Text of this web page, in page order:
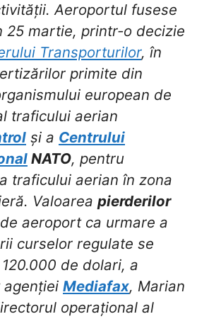
Aeroportul fusese
25 martie, printr-o decizie
Transporturilor, în
primite din
european de
traficului aerian
și a Centrului
NATO, pentru
traficului aerian în zona
Valoarea pierderilor
aeroport ca urmare a
curselor regulate se
de dolari, a
Mediafax, Marian
operațional al